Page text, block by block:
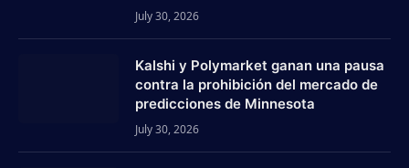
July 30, 2026
Kalshi y Polymarket ganan una pausa
contra la prohibición del mercado de
predicciones de Minnesota
July 30, 2026